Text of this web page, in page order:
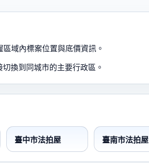
域內標案位置與底價資訊。
換到同城市的主要行政區。
臺中市法拍屋 臺南市法拍屋